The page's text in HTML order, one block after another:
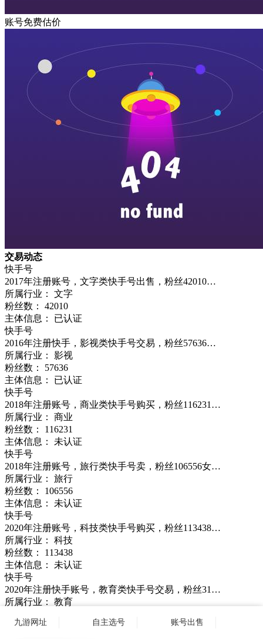
账号免费估价
交易动态
快手号
2017年注册账号，文字类快手号出售，粉丝42010…
所属行业： 文字
粉丝数：
42010
主体信息： 已认证
快手号
2016年注册快手，影视类快手号交易，粉丝57636…
所属行业： 影视
粉丝数：
57636
主体信息： 已认证
快手号
2018年注册账号，商业类快手号购买，粉丝116231…
所属行业： 商业
粉丝数：
116231
主体信息： 未认证
快手号
2018年注册账号，旅行类快手号卖，粉丝106556女…
所属行业： 旅行
粉丝数：
106556
主体信息： 未认证
快手号
2020年注册账号，科技类快手号购买，粉丝113438…
所属行业： 科技
粉丝数：
113438
主体信息： 未认证
快手号
2020年注册快手账号，教育类快手号交易，粉丝31…
所属行业： 教育
主体信息： 已认证
九游网址 自主选号 账号出售